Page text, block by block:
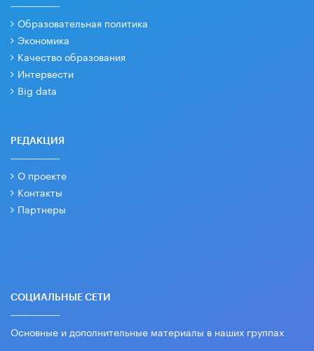
Образовательная политика
Экономика
Качество образования
Интервести
Big data
РЕДАКЦИЯ
О проекте
Контакты
Партнеры
СОЦИАЛЬНЫЕ СЕТИ
Основные и дополнительные материалы в наших группах